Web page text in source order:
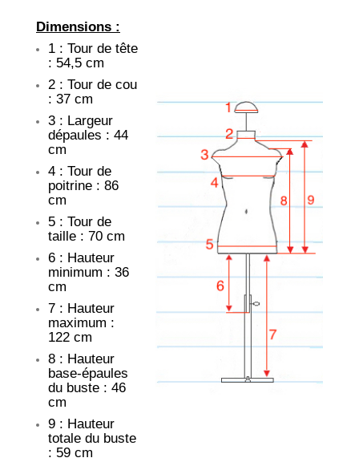
Dimensions :
1 : Tour de tête
: 54,5 cm
2 : Tour de cou
: 37 cm
3 : Largeur
dépaules : 44
cm
4 : Tour de
poitrine : 86
cm
5 : Tour de
taille : 70 cm
6 : Hauteur
minimum : 36
cm
7 : Hauteur
maximum :
122 cm
8 : Hauteur
base-épaules
du buste : 46
cm
9 : Hauteur
totale du buste
: 59 cm